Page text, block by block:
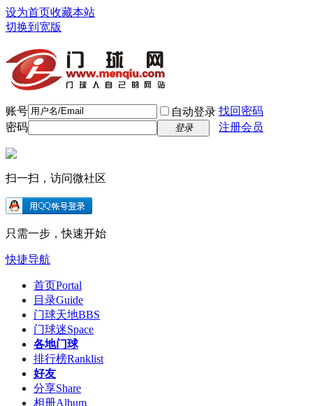
设为首页收藏本站
切换到宽版
账号 自动登录 找回密码
密码
登录 注册会员
扫一扫，访问微社区
只需一步，快速开始
快捷导航
首页Portal
目录Guide
门球天地BBS
门球迷Space
各地门球
排行榜Ranklist
好友
分享Share
相册Album